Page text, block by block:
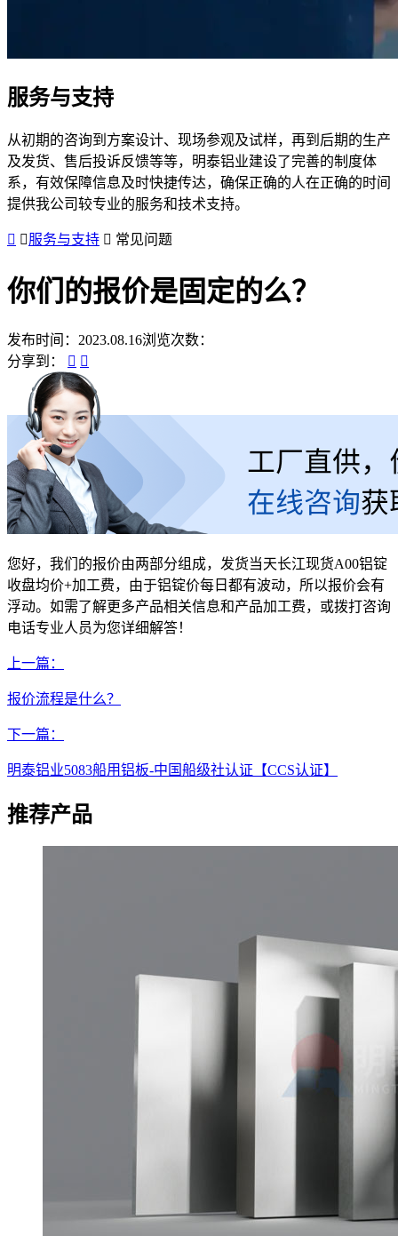
服务与支持
从初期的咨询到方案设计、现场参观及试样，再到后期的生产
及发货、售后投诉反馈等等，明泰铝业建设了完善的制度体
系，有效保障信息及时快捷传达，确保正确的人在正确的时间
提供我公司较专业的服务和技术支持。
服务与支持 常见问题
你们的报价是固定的么？
发布时间：2023.08.16浏览次数：
分享到：
您好，我们的报价由两部分组成，发货当天长江现货A00铝锭
收盘均价+加工费，由于铝锭价每日都有波动，所以报价会有
浮动。如需了解更多产品相关信息和产品加工费， 或拨打咨询
电话专业人员为您详细解答！
上一篇：
报价流程是什么？
下一篇：
明泰铝业5083船用铝板-中国船级社认证【CCS认证】
推荐产品